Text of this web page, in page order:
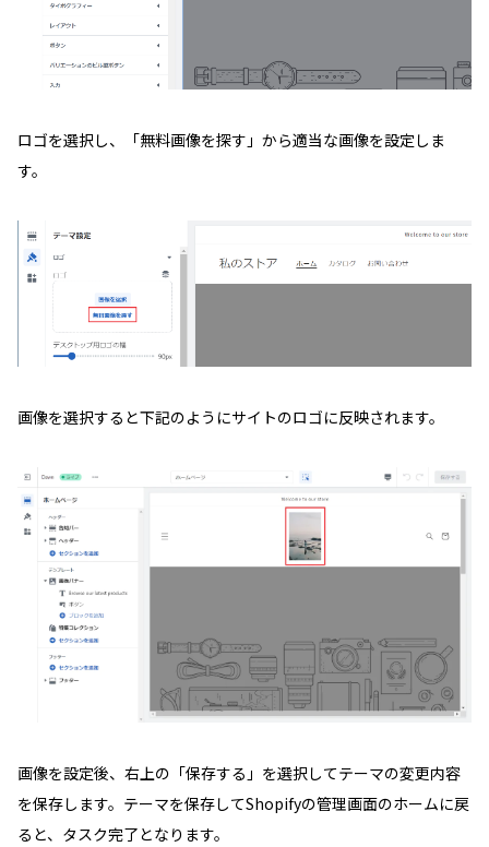
ロゴを選択し、「無料画像を探す」から適当な画像を設定しま
す。
画像を選択すると下記のようにサイトのロゴに反映されます。
画像を設定後、右上の「保存する」を選択してテーマの変更内容
を保存します。テーマを保存してShopifyの管理画面のホームに戻
ると、タスク完了となります。